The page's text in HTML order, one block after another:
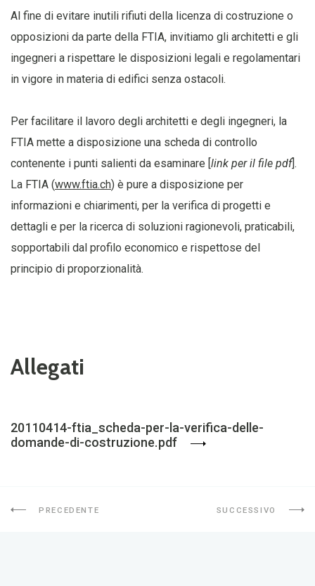
Al fine di evitare inutili rifiuti della licenza di costruzione o
opposizioni da parte della FTIA, invitiamo gli architetti e gli
ingegneri a rispettare le disposizioni legali e regolamentari
in vigore in materia di edifici senza ostacoli.
Per facilitare il lavoro degli architetti e degli ingegneri, la
FTIA mette a disposizione una scheda di controllo
contenente i punti salienti da esaminare [link per il file pdf].
La FTIA (www.ftia.ch) è pure a disposizione per
informazioni e chiarimenti, per la verifica di progetti e
dettagli e per la ricerca di soluzioni ragionevoli, praticabili,
sopportabili dal profilo economico e rispettose del
principio di proporzionalità.
Allegati
20110414-ftia_scheda-per-la-verifica-delle-
domande-di-costruzione.pdf
PRECEDENTE SUCCESSIVO